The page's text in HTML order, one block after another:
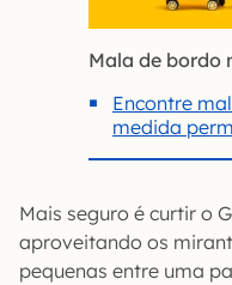
Mala de bordo
Encontre
medida
Mais seguro é curtir o
aproveitando os
pequenas entre uma